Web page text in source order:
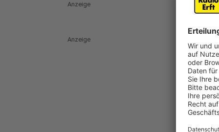
Anzeige
Anzeige